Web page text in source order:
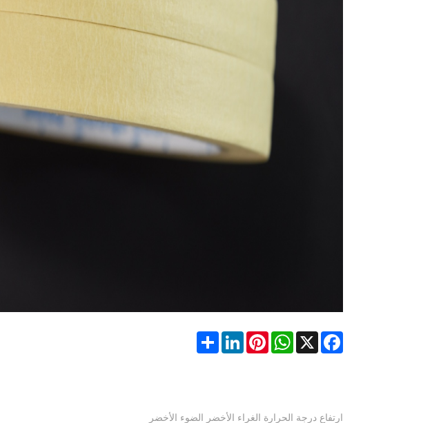
Facebook
X
WhatsApp
Pinterest
LinkedIn
Share
ارتفاع درجة الحرارة الغراء الأخضر الضوء الأخضر